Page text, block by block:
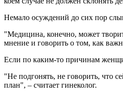
Немало осуждений до сих пор
"Медицина, конечно, может
мнение и говорить о том, как
Если по каким-то причинам
"Не подгонять, не говорить, что
план", – считает гинеколог.